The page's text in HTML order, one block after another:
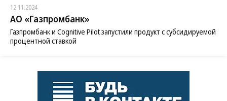
12.11.2024
АО «Газпромбанк»
Газпромбанк и Cognitive Pilot запустили продукт с субсидируемой
процентной ставкой